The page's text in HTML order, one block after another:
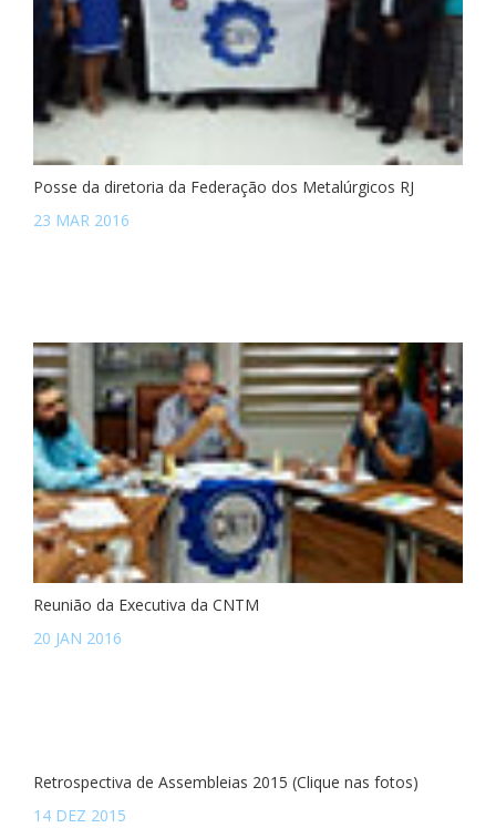
Posse da diretoria da Federação dos Metalúrgicos RJ
23 MAR 2016
Reunião da Executiva da CNTM
20 JAN 2016
Retrospectiva de Assembleias 2015 (Clique nas fotos)
14 DEZ 2015